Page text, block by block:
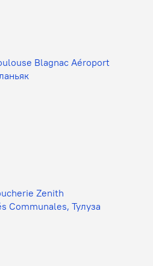
Blagnac Aéroport
Zenith
Communales, Тулуза